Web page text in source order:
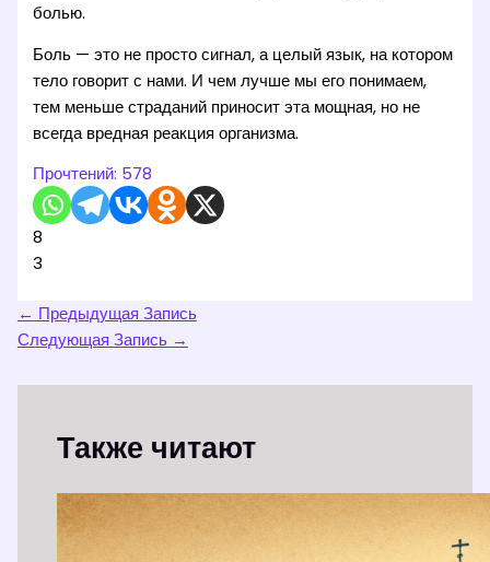
болью.
Боль — это не просто сигнал, а целый язык, на котором
тело говорит с нами. И чем лучше мы его понимаем,
тем меньше страданий приносит эта мощная, но не
всегда вредная реакция организма.
Прочтений: 578
8
3
← Предыдущая Запись
Следующая Запись →
Также читают